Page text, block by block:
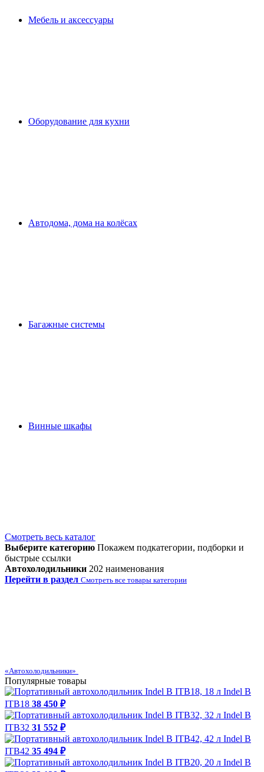
Мебель и аксессуары
Оборудование для кухни
Автодома, дома на колёсах
Багажные системы
Винные шкафы
Смотреть весь каталог
Выберите категорию Покажем подкатегории, подборки и
быстрые ссылки
Автохолодильники 202 наименования
Перейти в раздел Смотреть все товары категории
«Автохолодильники»
Популярные товары
Indel B
ITB18 38 450 ₽
Indel B
ITB32 31 552 ₽
Indel B
ITB42 35 494 ₽
Indel B